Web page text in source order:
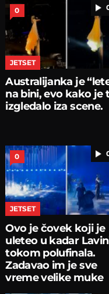
0
JETSET
Australijanka je
na bini, evo kako je
izgledalo iza scene.
0
JETSET
Ovo je čovek koji je
uleteo u kadar
tokom polufinala.
Zadavao im je sve
vreme velike muke